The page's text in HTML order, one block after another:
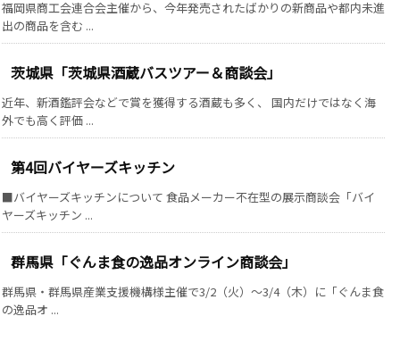
福岡県商工会連合会主催から、今年発売されたばかりの新商品や都内未進
出の商品を含む ...
茨城県「茨城県酒蔵バスツアー＆商談会」
近年、新酒鑑評会などで賞を獲得する酒蔵も多く、 国内だけではなく海
外でも高く評価 ...
第4回バイヤーズキッチン
■バイヤーズキッチンについて 食品メーカー不在型の展示商談会「バイ
ヤーズキッチン ...
群馬県「ぐんま食の逸品オンライン商談会」
群馬県・群馬県産業支援機構様主催で3/2（火）～3/4（木）に「ぐんま食
の逸品オ ...